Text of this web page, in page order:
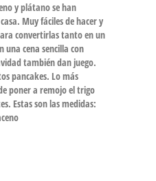
y plátano se han
Muy fáciles de hacer y
convertirlas tanto en un
una cena sencilla con
también dan juego.
pancakes. Lo más
poner a remojo el trigo
Estas son las medidas: